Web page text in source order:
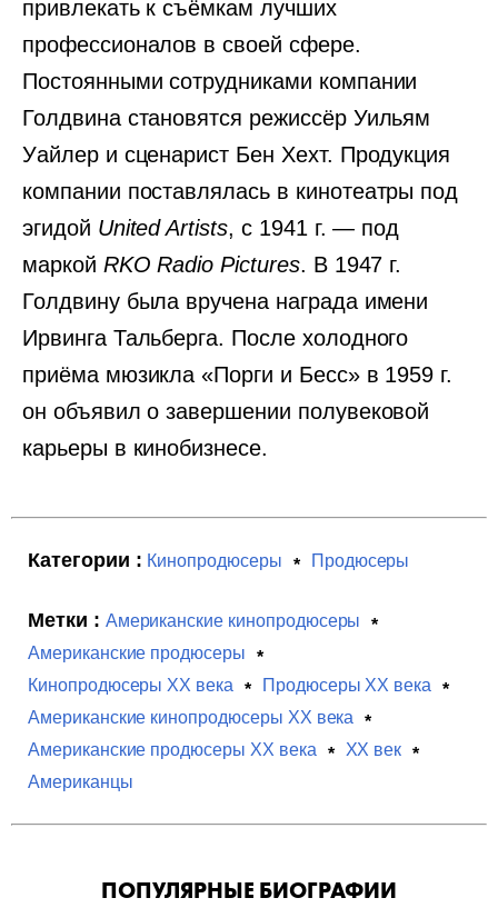
привлекать к съёмкам лучших
профессионалов в своей сфере.
Постоянными сотрудниками компании
Голдвина становятся режиссёр Уильям
Уайлер и сценарист Бен Хехт. Продукция
компании поставлялась в кинотеатры под
эгидой United Artists, с 1941 г. — под
маркой RKO Radio Pictures. В 1947 г.
Голдвину была вручена награда имени
Ирвинга Тальберга. После холодного
приёма мюзикла «Порги и Бесс» в 1959 г.
он объявил о завершении полувековой
карьеры в кинобизнесе.
Категории : Кинопродюсеры Продюсеры
Метки : Американские кинопродюсеры
Американские продюсеры
Кинопродюсеры XX века
Продюсеры XX века
Американские кинопродюсеры XX века
Американские продюсеры XX века
XX век
Американцы
ПОПУЛЯРНЫЕ БИОГРАФИИ